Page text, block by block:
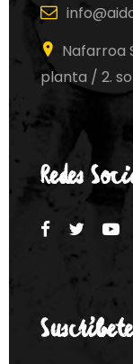
Nafarroa
planta / 2.
Redes